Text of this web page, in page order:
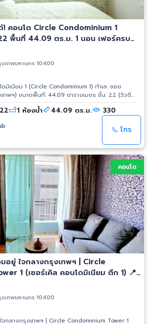
คอนโด Circle Condominium 1
พื้นที่ 44.09 ตร.ม. 1 นอน เฟอร์ครบ
พชรบุรี และ BTS นานา
งเทพมหานคร 10400
ดมิเนียม 1 (Circle Condominium 1) ทำเล: ซอย
เทพฯ) ขนาดพื้นที่: 44.09 ตารางเมตร ชั้น: 22 (วิวตึก
1 ห้องนอน / 1 ห้องน้ำ / 1 ห้องนั่งเล่น / 1 พื้นที่ครัว
ขาย: 4,800,000 บาท (ราคาต่อรองได้) เงื่อนไขการ
คนละครึ่ง (50/50) ค่าส่วนกลาง: 53 บาท / ตร.ม. /
ยู่ได้เลย แถมฟรีเครื่องใช้ไฟฟ้าและเฟอร์นิเจอร์: เตียง
เสื้อผ้า ชุดโซฟา พร้อมทีวี LCD และเครื่องเล่น DVD
Home ตู้เย็น, ไมโครเวฟ, เครื่องทำขนมปังปิ้ง,
รัวพร้อมใช้งาน เครื่องปรับอากาศ และระบบ Wi-Fi
ความปลอดภัย ประตู Digital Door Lock 🏊 สิ่ง
การ (Facilities) 🏊 สระว่ายน้ำระบบเกลือ / บ่อจากุช
องซาวน่า และห้องสตรีม ห้องสมุด / ห้องโฮมเทีย
ถรับ-ส่งฟรี ไปยังสถานีรถไฟฟ้า ลิฟต์โดยสารแบบ
ระบบรักษาความปลอดภัย CCTV และ รปภ.
มักกะสัน เขตราชเทวี กรุงเทพฯ การเดินทาง: แอร์
(600 เมตร) MRT สถานีเพชรบุรี (700 เมตร) BTS
ง: อาคารธนภูมิ (80 ม.) / การท่องเที่ยวแห่ง
เซนต์ดอมินิก (350 ม.) / วิทยาลัยดอนบอสโก (350 ม.)
/ Fortune Town / Lotus's พระราม 9 / G Tower
.บุรฉัตรไชยาการ / รพ.ผิวหนังอโศก / รพ.พระราม 9
อนัดชมห้อง คุณสิริ (Siri) เบอร์โทรศัพท์: 081-919-
1 ห้องน้ำ 44.09 ตร.ม. 330
โทร
คอนโด
ยู่ ใจกลางกรุงเทพฯ | Circle
นียม ตึก 1) 📍
MRT เพชรบุรี และ Airport Rail
งเทพมหานคร 10400
ลางกรุงเทพฯ | Circle Condominium Tower 1